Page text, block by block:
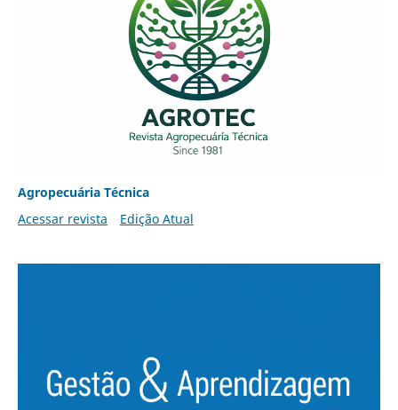
Agropecuária Técnica
Acessar revista
Edição Atual